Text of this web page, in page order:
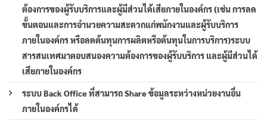
ต้องการของผู้รับบริการและผู้มีส่วนได้เสียภายในองค์กร (เช่น การลด
ขั้นตอนและการอำนวยความสะดวกแก่พนักงานและผู้รับบริการ
ภายในองค์กร หรือลดต้นทุนการผลิตหรือต้นทุนในการบริการ)ระบบ
สารสนเทศมาตอบสนองความต้องการของผู้รับบริการ และผู้มีส่วนได้
เสียภายในองค์กร
ระบบ Back Office ที่สามารถ Share ข้อมูลระหว่างหน่วยงานอื่น
ภายในองค์กรได้